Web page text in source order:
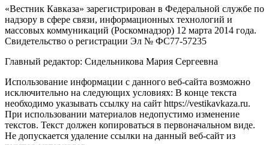
«Вестник Кавказа» зарегистрирован в Федеральной службе по
надзору в сфере связи, информационных технологий и
массовых коммуникаций (Роскомнадзор) 12 марта 2014 года.
Свидетельство о регистрации Эл № ФС77-57235
Главный редактор: Сидельникова Мария Сергеевна
Использование информации с данного веб-сайта возможно
исключительно на следующих условиях: В конце текста
необходимо указывать ссылку на сайт https://vestikavkaza.ru.
При использовании материалов недопустимо изменение
текстов. Текст должен копироваться в первоначальном виде.
Не допускается удаление ссылки на данный веб-сайт из